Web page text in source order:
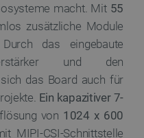
macht. Mit 55
zusätzliche Module
das eingebaute
und den
das Board auch für
Ein kapazitiver 7-
von 1024 x 600
MIPI-CSI-Schnittstelle